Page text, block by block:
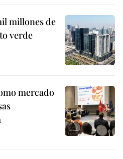
millones de
verde
mercado